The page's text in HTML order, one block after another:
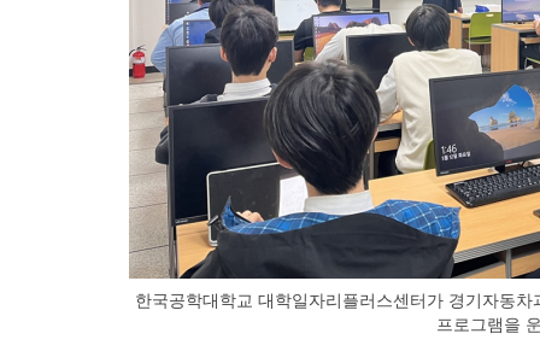
한국공학대학교 대학일자리플러스센터가 경기자동
프로그램을